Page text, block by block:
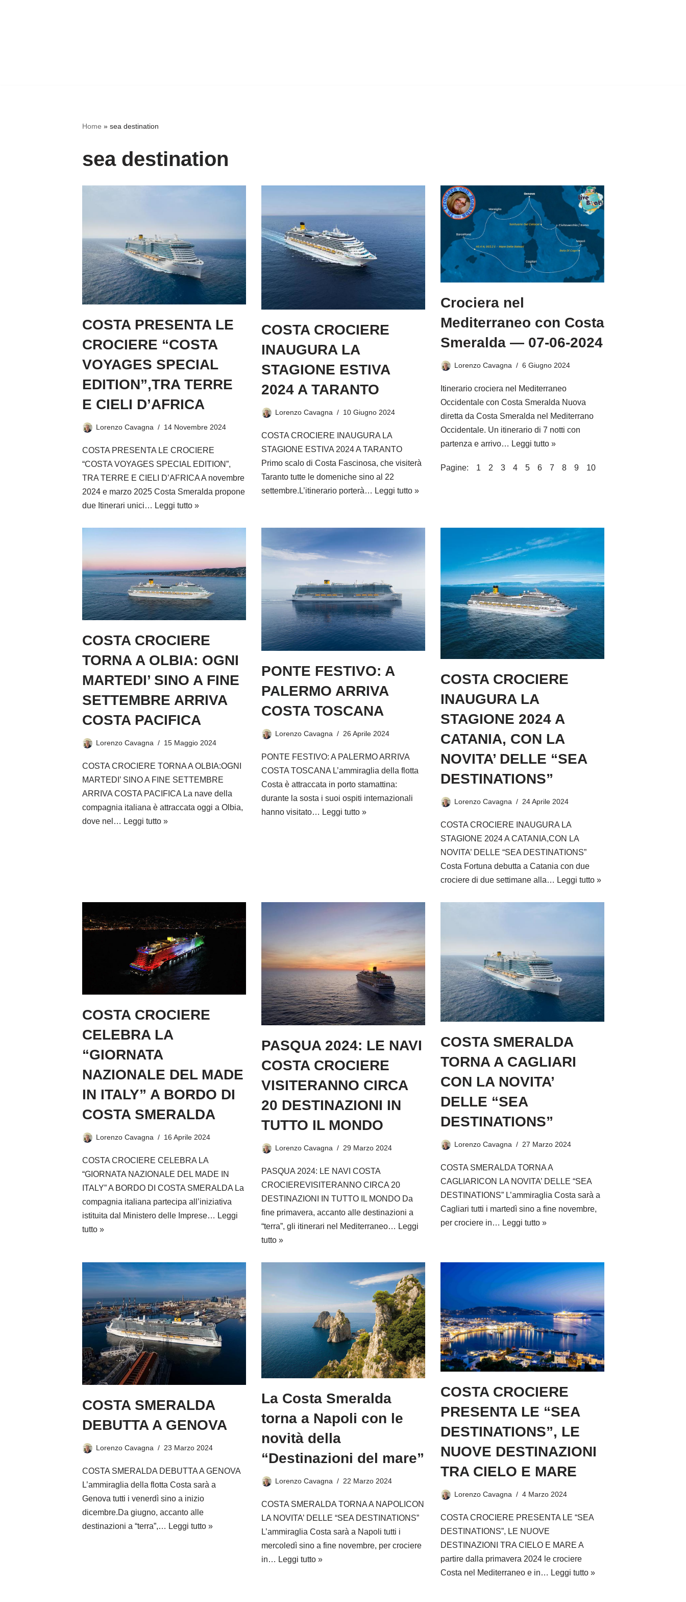
Home » sea destination
sea destination
COSTA PRESENTA LE
CROCIERE “COSTA
VOYAGES SPECIAL
EDITION”,TRA TERRE
E CIELI D’AFRICA
Lorenzo Cavagna 14 Novembre 2024
COSTA PRESENTA LE CROCIERE
“COSTA VOYAGES SPECIAL EDITION”,
TRA TERRE E CIELI D’AFRICA A novembre
2024 e marzo 2025 Costa Smeralda propone
due Itinerari unici… Leggi tutto »
COSTA CROCIERE
INAUGURA LA
STAGIONE ESTIVA
2024 A TARANTO
Lorenzo Cavagna 10 Giugno 2024
COSTA CROCIERE INAUGURA LA
STAGIONE ESTIVA 2024 A TARANTO
Primo scalo di Costa Fascinosa, che visiterà
Taranto tutte le domeniche sino al 22
settembre.L’itinerario porterà… Leggi tutto »
Crociera nel
Mediterraneo con Costa
Smeralda — 07-06-2024
Lorenzo Cavagna 6 Giugno 2024
Itinerario crociera nel Mediterraneo
Occidentale con Costa Smeralda Nuova
diretta da Costa Smeralda nel Mediterrano
Occidentale. Un itinerario di 7 notti con
partenza e arrivo… Leggi tutto »
Pagine: 1 2 3 4 5 6 7 8 9 10
COSTA CROCIERE
TORNA A OLBIA: OGNI
MARTEDI’ SINO A FINE
SETTEMBRE ARRIVA
COSTA PACIFICA
Lorenzo Cavagna 15 Maggio 2024
COSTA CROCIERE TORNA A OLBIA:OGNI
MARTEDI’ SINO A FINE SETTEMBRE
ARRIVA COSTA PACIFICA La nave della
compagnia italiana è attraccata oggi a Olbia,
dove nel… Leggi tutto »
PONTE FESTIVO: A
PALERMO ARRIVA
COSTA TOSCANA
Lorenzo Cavagna 26 Aprile 2024
PONTE FESTIVO: A PALERMO ARRIVA
COSTA TOSCANA L’ammiraglia della flotta
Costa è attraccata in porto stamattina:
durante la sosta i suoi ospiti internazionali
hanno visitato… Leggi tutto »
COSTA CROCIERE
INAUGURA LA
STAGIONE 2024 A
CATANIA, CON LA
NOVITA’ DELLE “SEA
DESTINATIONS”
Lorenzo Cavagna 24 Aprile 2024
COSTA CROCIERE INAUGURA LA
STAGIONE 2024 A CATANIA,CON LA
NOVITA’ DELLE “SEA DESTINATIONS”
Costa Fortuna debutta a Catania con due
crociere di due settimane alla… Leggi tutto »
COSTA CROCIERE
CELEBRA LA
“GIORNATA
NAZIONALE DEL MADE
IN ITALY” A BORDO DI
COSTA SMERALDA
Lorenzo Cavagna 16 Aprile 2024
COSTA CROCIERE CELEBRA LA
“GIORNATA NAZIONALE DEL MADE IN
ITALY” A BORDO DI COSTA SMERALDA La
compagnia italiana partecipa all’iniziativa
istituita dal Ministero delle Imprese… Leggi
tutto »
PASQUA 2024: LE NAVI
COSTA CROCIERE
VISITERANNO CIRCA
20 DESTINAZIONI IN
TUTTO IL MONDO
Lorenzo Cavagna 29 Marzo 2024
PASQUA 2024: LE NAVI COSTA
CROCIEREVISITERANNO CIRCA 20
DESTINAZIONI IN TUTTO IL MONDO Da
fine primavera, accanto alle destinazioni a
“terra”, gli itinerari nel Mediterraneo… Leggi
tutto »
COSTA SMERALDA
TORNA A CAGLIARI
CON LA NOVITA’
DELLE “SEA
DESTINATIONS”
Lorenzo Cavagna 27 Marzo 2024
COSTA SMERALDA TORNA A
CAGLIARICON LA NOVITA’ DELLE “SEA
DESTINATIONS” L’ammiraglia Costa sarà a
Cagliari tutti i martedì sino a fine novembre,
per crociere in… Leggi tutto »
COSTA SMERALDA
DEBUTTA A GENOVA
Lorenzo Cavagna 23 Marzo 2024
COSTA SMERALDA DEBUTTA A GENOVA
L’ammiraglia della flotta Costa sarà a
Genova tutti i venerdì sino a inizio
dicembre.Da giugno, accanto alle
destinazioni a “terra”,… Leggi tutto »
La Costa Smeralda
torna a Napoli con le
novità della
“Destinazioni del mare”
Lorenzo Cavagna 22 Marzo 2024
COSTA SMERALDA TORNA A NAPOLICON
LA NOVITA’ DELLE “SEA DESTINATIONS”
L’ammiraglia Costa sarà a Napoli tutti i
mercoledì sino a fine novembre, per crociere
in… Leggi tutto »
COSTA CROCIERE
PRESENTA LE “SEA
DESTINATIONS”, LE
NUOVE DESTINAZIONI
TRA CIELO E MARE
Lorenzo Cavagna 4 Marzo 2024
COSTA CROCIERE PRESENTA LE “SEA
DESTINATIONS”, LE NUOVE
DESTINAZIONI TRA CIELO E MARE A
partire dalla primavera 2024 le crociere
Costa nel Mediterraneo e in… Leggi tutto »